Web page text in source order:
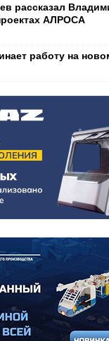
рассказал
АЛРОСА
работу на